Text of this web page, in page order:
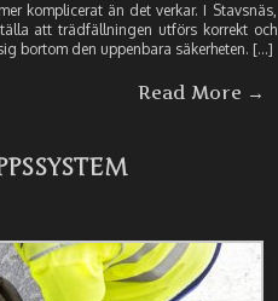
komplicerat än det verkar. I Stavsnäs,
att trädfällningen utförs korrekt och
bortom den uppenbara säkerheten. […]
Read More →